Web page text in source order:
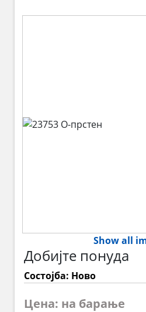
Show all
Добијте понуда
Состојба: Ново
Цена: на барање